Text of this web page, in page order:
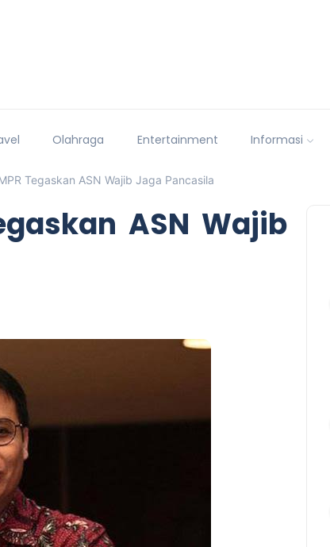
Olahraga Entertainment Informasi
Tegaskan ASN Wajib Jaga Pancasila
ASN Wajib